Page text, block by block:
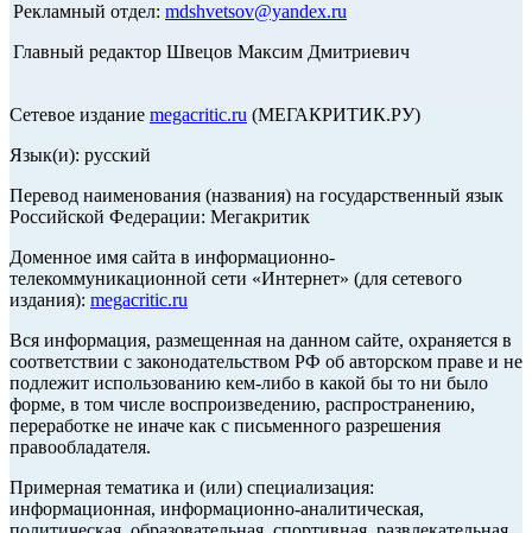
Рекламный отдел: mdshvetsov@yandex.ru
Главный редактор Швецов Максим Дмитриевич
Сетевое издание megacritic.ru (МЕГАКРИТИК.РУ)
Язык(и): русский
Перевод наименования (названия) на государственный язык
Российской Федерации: Мегакритик
Доменное имя сайта в информационно-
телекоммуникационной сети «Интернет» (для сетевого
издания): megacritic.ru
Вся информация, размещенная на данном сайте, охраняется в
соответствии с законодательством РФ об авторском праве и не
подлежит использованию кем-либо в какой бы то ни было
форме, в том числе воспроизведению, распространению,
переработке не иначе как с письменного разрешения
правообладателя.
Примерная тематика и (или) специализация:
информационная, информационно-аналитическая,